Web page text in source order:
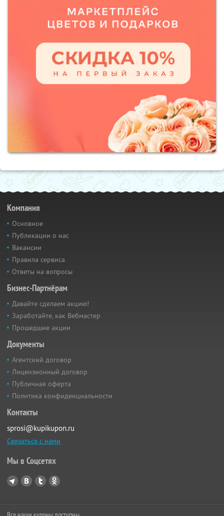
Компания
Основное
Публикации о нас
Вакансии
Правила сервиса
Ответы на вопросы
Бизнес-Партнёрам
Давайте сделаем акцию!
Заработайте, как Вебмастер
Прошедшие акции
Документы
Агентский договор
Лицензионный договор
Публичная оферта
Политика конфиденциальности
Контакты
sprosi@kupikupon.ru
Связаться с нами
Мы в Соцсетях